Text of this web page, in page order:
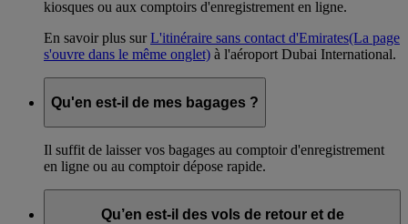
kiosques ou aux comptoirs d'enregistrement en ligne.
En savoir plus surL'itinéraire sans contact d'Emirates(La page
s'ouvre dans le même onglet) à l'aéroport Dubai International.
Qu'en est-il de mes bagages ?
Il suffit de laisser vos bagages au comptoir d'enregistrement
en ligne ou au comptoir dépose rapide.
Qu’en est-il des vols de retour et de